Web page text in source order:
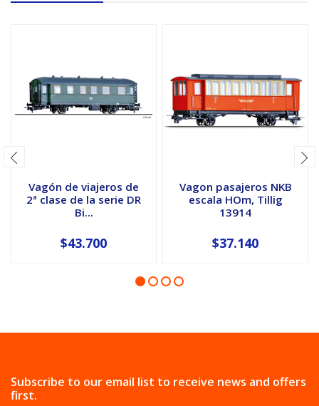
Vagón de viajeros de
2ª clase de la serie DR
Bi...
$43.700
Vagon pasajeros NKB
escala HOm, Tillig
13914
$37.140
Subscribe to our email list to receive news and offers
first.